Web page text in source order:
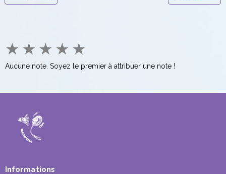
★ ★ ★ ★ ★
Aucune note. Soyez le premier à attribuer une note !
Informations